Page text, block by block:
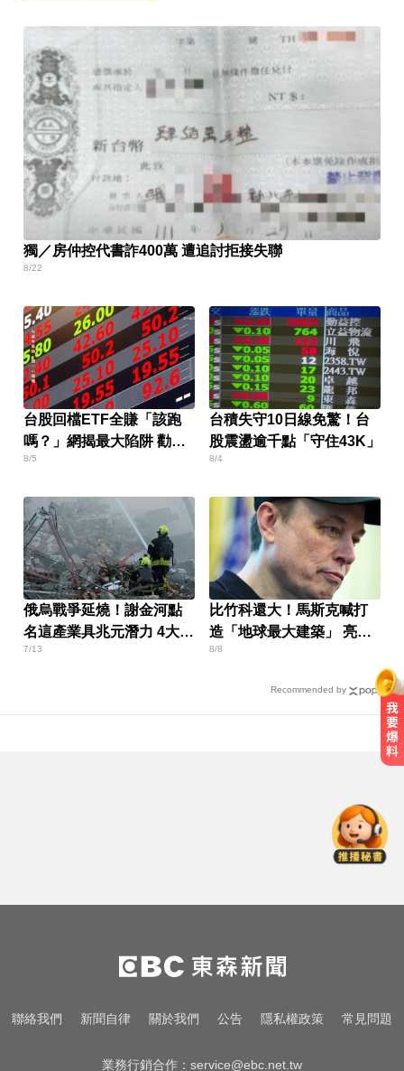
獨／房仲控代書詐400萬 遭追討拒接失聯
8/22
台股回檔ETF全賺「該跑
嗎？」網揭最大陷阱 勸調
節1類股
8/5
台積失守10日線免驚！台
股震盪逾千點「守住43K」
8/4
俄烏戰爭延燒！謝金河點
名這產業具兆元潛力 4大廠
低調布局
7/13
比竹科還大！馬斯克喊打
造「地球最大建築」 亮點
一次看
8/8
Recommended by
道奇險勝響尾蛇終止7連敗
莫名發燒好不了？醫揭精準診斷關
快訊／台北強風驟雨「沒放颱風
聯絡我們 新聞自律 關於我們 公告 隱私權政策 常見問題
業務行銷合作： service@ebc.net.tw